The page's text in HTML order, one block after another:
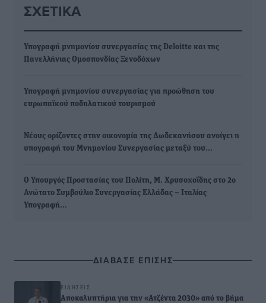
ΣΧΕΤΙΚΆ
Υπογραφή μνημονίου συνεργασίας της Deloitte και της
Πανελλήνιας Ομοσπονδίας Ξενοδόχων
Υπογραφή μνημονίου συνεργασίας για προώθηση του
ευρωπαϊκού ποδηλατικού τουρισμού
Νέους ορίζοντες στην οικονομία της Δωδεκανήσου ανοίγει η
υπογραφή του Μνημονίου Συνεργασίας μεταξύ του…
Ο Υπουργός Προστασίας του Πολίτη, Μ. Χρυσοχοΐδης στο 2ο
Ανώτατο Συμβούλιο Συνεργασίας Ελλάδας – Ιταλίας
Υπογραφή…
ΔΙΑΒΑΣΕ ΕΠΙΣΗΣ
ΕΙΔΉΣΕΙΣ
Αποκαλυπτήρια για την «Ατζέντα 2030» από το βήμα